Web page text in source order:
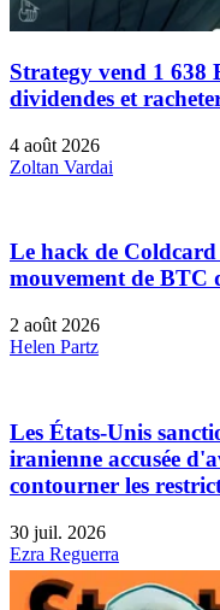
Strategy vend 1 638
dividendes et
4 août 2026
Zoltan Vardai
Le hack de
mouvement de
2 août 2026
Helen Partz
Les États-Unis
iranienne accusée
contourner les
30 juil. 2026
Ezra Reguerra